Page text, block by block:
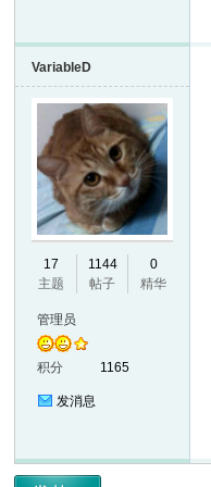
VariableD
17
主题
1144
帖子
0
精华
管理员
积分 1165
发消息